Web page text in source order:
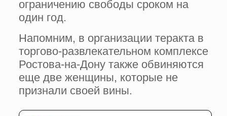
ограничению свободы сроком на
один год.
Напомним, в организации теракта в
торгово-развлекательном комплексе
Ростова-на-Дону также обвиняются
еще две женщины, которые не
признали своей вины.